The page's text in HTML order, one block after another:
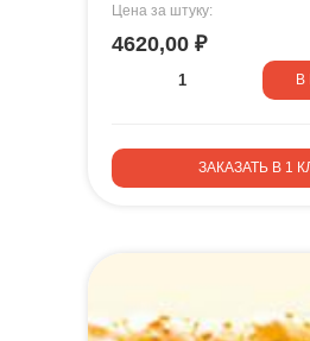
Цена за штуку:
4620,00 ₽
В
ЗАКАЗАТЬ В 1